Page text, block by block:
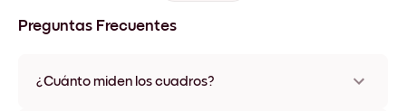
Preguntas Frecuentes
¿Cuánto miden los cuadros?